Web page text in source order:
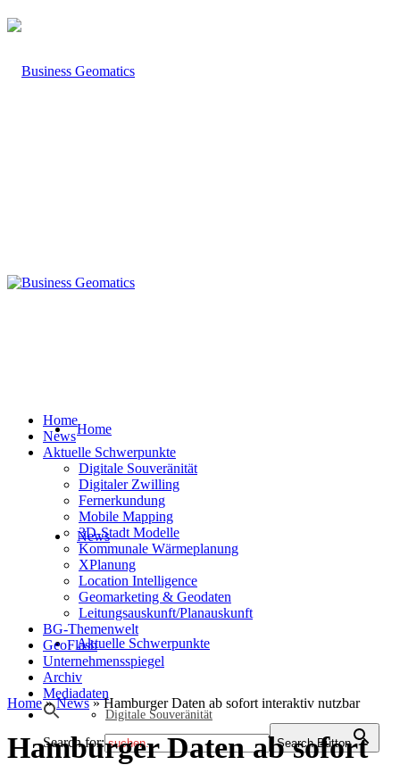
Home
News
Aktuelle Schwerpunkte
Digitale Souveränität
Home
News
Aktuelle Schwerpunkte
Digitale Souveränität
Digitaler Zwilling
Fernerkundung
Mobile Mapping
3D-Stadt Modelle
Kommunale Wärmeplanung
XPlanung
Location Intelligence
Geomarketing & Geodaten
Leitungsauskunft/Planauskunft
BG-Themenwelt
GeoFlash
Unternehmensspiegel
Archiv
Mediadaten
Search for: Search Button
Home»News»Hamburger Daten ab sofort interaktiv nutzbar
Hamburger Daten ab sofort